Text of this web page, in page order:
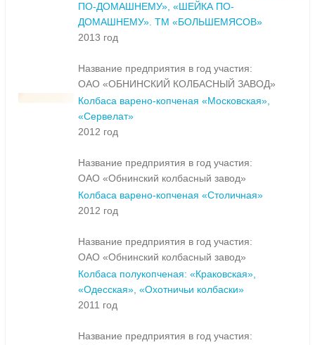
ПО-ДОМАШНЕМУ», «ШЕЙКА ПО-
ДОМАШНЕМУ». ТМ «БОЛЬШЕМЯСОВ»
2013 год
Название предприятия в год участия:
ОАО «ОБНИНСКИЙ КОЛБАСНЫЙ ЗАВОД»
Колбаса варено-копченая «Московская»,
«Сервелат»
2012 год
Название предприятия в год участия:
ОАО «Обнинский колбасный завод»
Колбаса варено-копченая «Столичная»
2012 год
Название предприятия в год участия:
ОАО «Обнинский колбасный завод»
Колбаса полукопченая: «Краковская»,
«Одесская», «Охотничьи колбаски»
2011 год
Название предприятия в год участия: